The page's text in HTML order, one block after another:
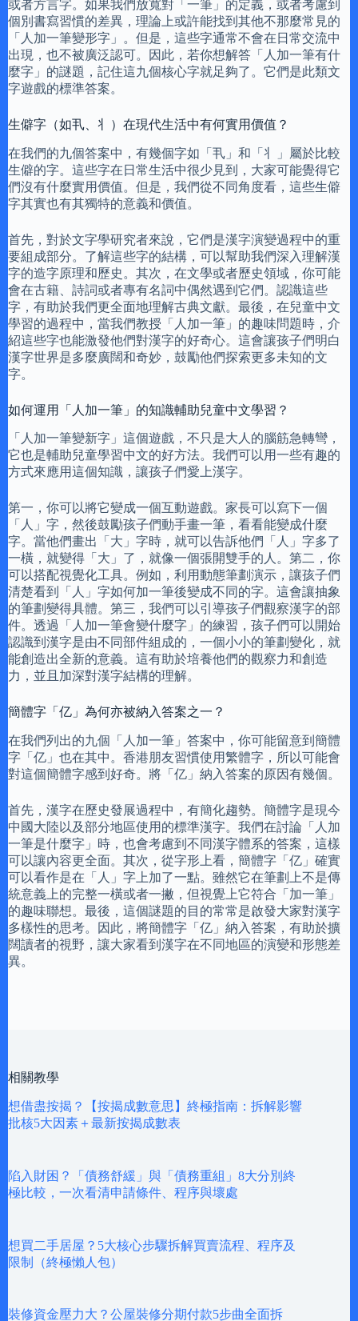
或者方言字。如果我們放寬對「一筆」的定義，或者考慮到
個別書寫習慣的差異，理論上或許能找到其他不那麼常見的
「人加一筆變形字」。但是，這些字通常不會在日常交流中
出現，也不被廣泛認可。因此，若你想解答「人加一筆有什
麼字」的謎題，記住這九個核心字就足夠了。它們是此類文
字遊戲的標準答案。
生僻字（如丮、丬）在現代生活中有何實用價值？
在我們的九個答案中，有幾個字如「丮」和「丬」屬於比較
生僻的字。這些字在日常生活中很少見到，大家可能覺得它
們沒有什麼實用價值。但是，我們從不同角度看，這些生僻
字其實也有其獨特的意義和價值。
首先，對於文字學研究者來說，它們是漢字演變過程中的重
要組成部分。了解這些字的結構，可以幫助我們深入理解漢
字的造字原理和歷史。其次，在文學或者歷史領域，你可能
會在古籍、詩詞或者專有名詞中偶然遇到它們。認識這些
字，有助於我們更全面地理解古典文獻。最後，在兒童中文
學習的過程中，當我們教授「人加一筆」的趣味問題時，介
紹這些字也能激發他們對漢字的好奇心。這會讓孩子們明白
漢字世界是多麼廣闊和奇妙，鼓勵他們探索更多未知的文
字。
如何運用「人加一筆」的知識輔助兒童中文學習？
「人加一筆變新字」這個遊戲，不只是大人的腦筋急轉彎，
它也是輔助兒童學習中文的好方法。我們可以用一些有趣的
方式來應用這個知識，讓孩子們愛上漢字。
第一，你可以將它變成一個互動遊戲。家長可以寫下一個
「人」字，然後鼓勵孩子們動手畫一筆，看看能變成什麼
字。當他們畫出「大」字時，就可以告訴他們「人」字多了
一橫，就變得「大」了，就像一個張開雙手的人。第二，你
可以搭配視覺化工具。例如，利用動態筆劃演示，讓孩子們
清楚看到「人」字如何加一筆後變成不同的字。這會讓抽象
的筆劃變得具體。第三，我們可以引導孩子們觀察漢字的部
件。透過「人加一筆會變什麼字」的練習，孩子們可以開始
認識到漢字是由不同部件組成的，一個小小的筆劃變化，就
能創造出全新的意義。這有助於培養他們的觀察力和創造
力，並且加深對漢字結構的理解。
簡體字「亿」為何亦被納入答案之一？
在我們列出的九個「人加一筆」答案中，你可能留意到簡體
字「亿」也在其中。香港朋友習慣使用繁體字，所以可能會
對這個簡體字感到好奇。將「亿」納入答案的原因有幾個。
首先，漢字在歷史發展過程中，有簡化趨勢。簡體字是現今
中國大陸以及部分地區使用的標準漢字。我們在討論「人加
一筆是什麼字」時，也會考慮到不同漢字體系的答案，這樣
可以讓內容更全面。其次，從字形上看，簡體字「亿」確實
可以看作是在「人」字上加了一點。雖然它在筆劃上不是傳
統意義上的完整一橫或者一撇，但視覺上它符合「加一筆」
的趣味聯想。最後，這個謎題的目的常常是啟發大家對漢字
多樣性的思考。因此，將簡體字「亿」納入答案，有助於擴
闊讀者的視野，讓大家看到漢字在不同地區的演變和形態差
異。
相關教學
想借盡按揭？【按揭成數意思】終極指南：拆解影響
批核5大因素＋最新按揭成數表
陷入財困？「債務舒緩」與「債務重組」8大分別終
極比較，一次看清申請條件、程序與壞處
想買二手居屋？5大核心步驟拆解買賣流程、程序及
限制（終極懶人包）
裝修資金壓力大？公屋裝修分期付款5步曲全面拆